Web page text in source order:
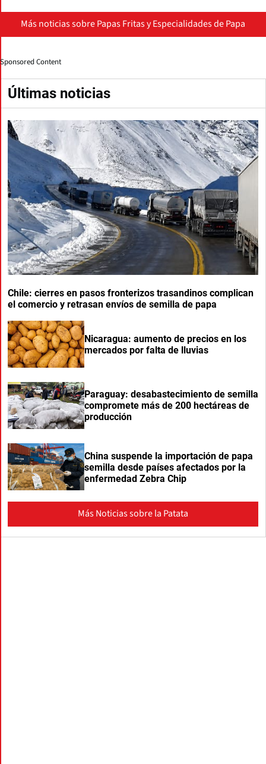
Más noticias sobre Papas Fritas y Especialidades de Papa
Sponsored Content
Últimas noticias
Chile: cierres en pasos fronterizos trasandinos complican
el comercio y retrasan envíos de semilla de papa
Nicaragua: aumento de precios en los
mercados por falta de lluvias
Paraguay: desabastecimiento de semilla
compromete más de 200 hectáreas de
producción
China suspende la importación de papa
semilla desde países afectados por la
enfermedad Zebra Chip
Más Noticias sobre la Patata